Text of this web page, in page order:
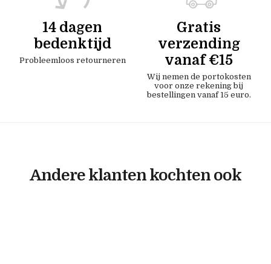
14 dagen
bedenktijd
Probleemloos retourneren
Gratis
verzending
vanaf €15
Wij nemen de portokosten
voor onze rekening bij
bestellingen vanaf 15 euro.
Andere klanten kochten ook